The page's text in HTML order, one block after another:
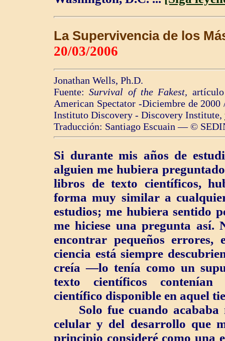
La Supervivencia de los
20/03/2006
Jonathan Wells, Ph.D.
Fuente:Survival of the Fakest,
American Spectator -Diciembre de
Instituto Discovery - Discovery Institute,
Traducción: Santiago Escuain — ©
Si durante mis años de
alguien me hubiera
libros de texto científicos,
forma muy similar a
estudios; me hubiera sentido
me hiciese una pregunta así.
encontrar pequeños
ciencia está siempre
creía —lo tenía como un
texto científicos
científico disponible en aquel
Solo fue cuando acababa
celular y del desarrollo que
principio consideré como una